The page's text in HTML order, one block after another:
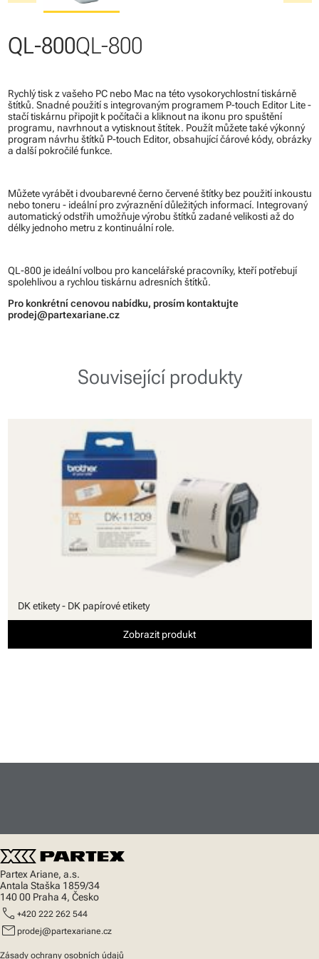
QL-800QL-800
Rychlý tisk z vašeho PC nebo Mac na této vysokorychlostní tiskárně
štítků. Snadné použití s integrovaným programem P-touch Editor Lite -
stačí tiskárnu připojit k počítači a kliknout na ikonu pro spuštění
programu, navrhnout a vytisknout štítek. Použít můžete také výkonný
program návrhu štítků P-touch Editor, obsahující čárové kódy, obrázky
a další pokročilé funkce.
Můžete vyrábět i dvoubarevné černo červené štítky bez použití inkoustu
nebo toneru - ideální pro zvýraznění důležitých informací. Integrovaný
automatický odstřih umožňuje výrobu štítků zadané velikosti až do
délky jednoho metru z kontinuální role.
QL-800 je ideální volbou pro kancelářské pracovníky, kteří potřebují
spolehlivou a rychlou tiskárnu adresních štítků.
Pro konkrétní cenovou nabídku, prosím kontaktujte
prodej@partexariane.cz
Související produkty
DK etikety - DK papírové etikety
Zobrazit produkt
Partex Ariane, a.s.
Antala Staška 1859/34
140 00 Praha 4, Česko
call +420 222 262 544
mail prodej@partexariane.cz
Zásady ochrany osobních údajů